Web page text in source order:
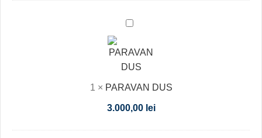
PARAVAN
1 × PARAVAN DUS
3.000,00 lei